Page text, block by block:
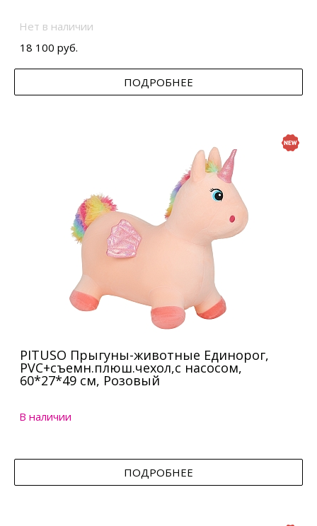
Нет в наличии
18 100 руб.
ПОДРОБНЕЕ
PITUSO Прыгуны-животные Единорог,
PVC+съемн.плюш.чехол,с насосом,
60*27*49 см, Розовый
В наличии
ПОДРОБНЕЕ